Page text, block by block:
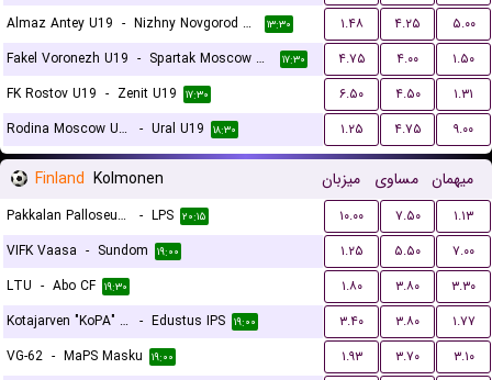
Almaz Antey U19 - Nizhny Novgorod U19 ۱۳:۳۰ ۱.۴۸ ۴.۲۵
۵.۰۰
Fakel Voronezh U19 - Spartak Moscow U19 ۱۷:۳۰ ۴.۷۵ ۴.۰۰
۱.۵۰
FK Rostov U19 - Zenit U19 ۱۷:۳۰ ۶.۵۰ ۴.۵۰
۱.۳۱
Rodina Moscow U19
- Ural U19 ۱۸:۳۰ ۱.۲۵ ۴.۷۵ ۹.۰۰
Finland Kolmonen میزبان مساوی میهمان
Pakkalan Palloseura (PPS) - LPS ۲۰:۱۵ ۱۰.۰۰ ۷.۵۰
۱.۱۳
VIFK Vaasa - Sundom ۱۹:۰۰ ۱.۲۵ ۵.۵۰
۷.۰۰
LTU - Abo CF ۱۹:۳۰ ۱.۸۰ ۳.۸۰
۳.۳۰
Kotajarven "KoPA" Pallo - Edustus IPS ۱۹:۰۰ ۳.۴۰ ۳.۸۰
۱.۷۷
VG-62 - MaPS Masku ۱۹:۰۰ ۱.۹۳ ۳.۷۰
۳.۱۰